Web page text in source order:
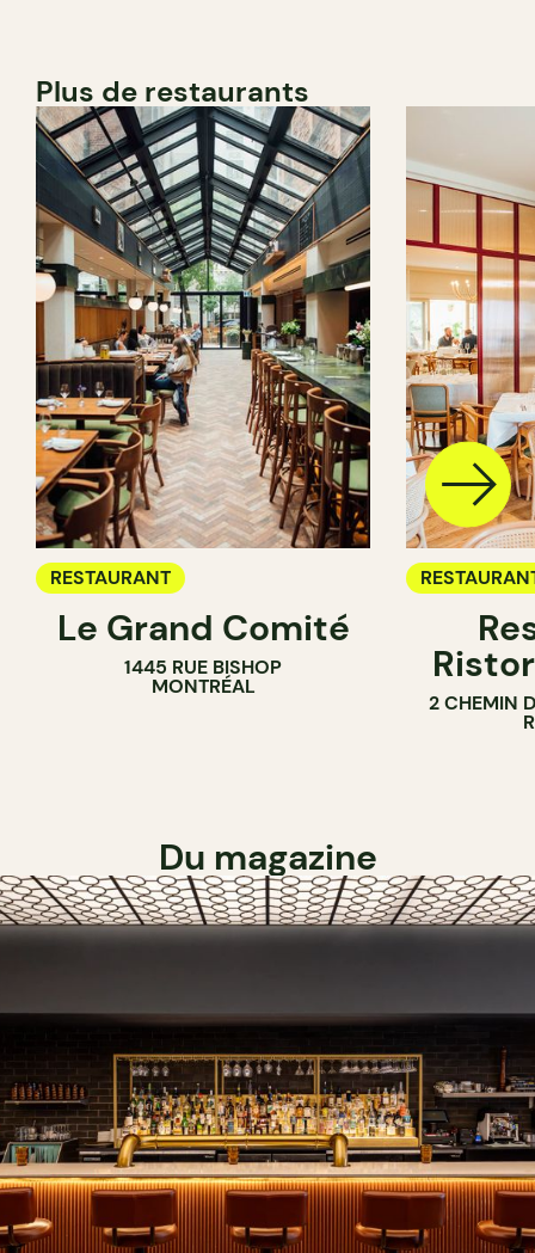
Plus de restaurants
RESTAURANT
Le Grand Comité
1445 RUE BISHOP
MONTRÉAL
2 CHEMIN
Du magazine